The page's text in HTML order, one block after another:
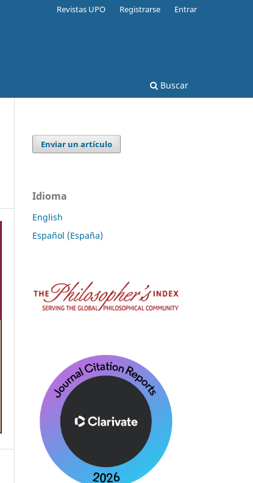
Buscar
Revistas UPO Registrarse Entrar
Enviar un artículo
Idioma
English
Español (España)